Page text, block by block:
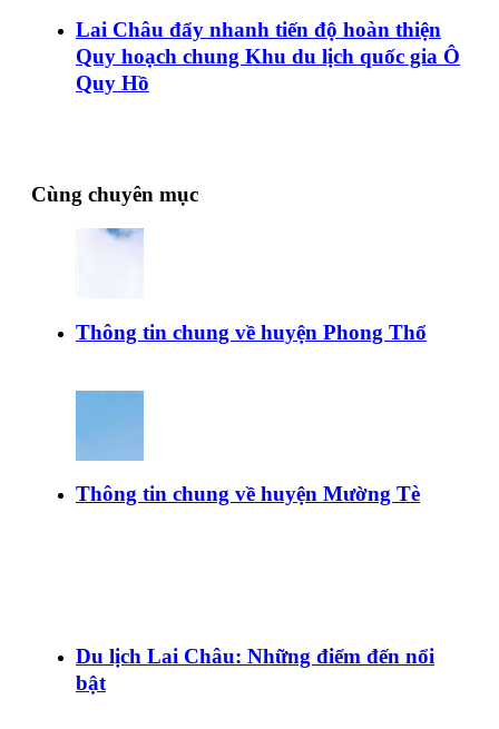
Lai Châu đẩy nhanh tiến độ hoàn thiện
Quy hoạch chung Khu du lịch quốc gia Ô
Quy Hồ
Cùng chuyên mục
Thông tin chung về huyện Phong Thổ
Thông tin chung về huyện Mường Tè
Du lịch Lai Châu: Những điểm đến nổi
bật